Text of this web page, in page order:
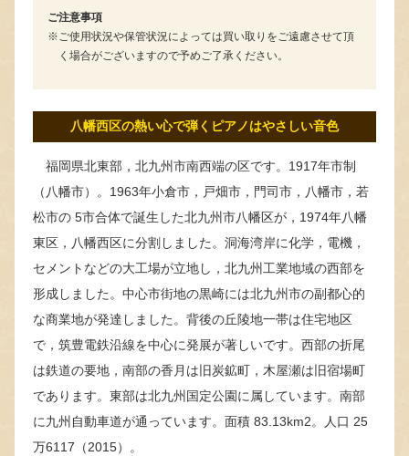
ご注意事項
ご使用状況や保管状況によっては買い取りをご遠慮させて頂
く場合がございますので予めご了承ください。
八幡西区の熱い心で弾くピアノはやさしい音色
福岡県北東部，北九州市南西端の区です。1917年市制
（八幡市）。1963年小倉市，戸畑市，門司市，八幡市，若
松市の 5市合体で誕生した北九州市八幡区が，1974年八幡
東区，八幡西区に分割しました。洞海湾岸に化学，電機，
セメントなどの大工場が立地し，北九州工業地域の西部を
形成しました。中心市街地の黒崎には北九州市の副都心的
な商業地が発達しました。背後の丘陵地一帯は住宅地区
で，筑豊電鉄沿線を中心に発展が著しいです。西部の折尾
は鉄道の要地，南部の香月は旧炭鉱町，木屋瀬は旧宿場町
であります。東部は北九州国定公園に属しています。南部
に九州自動車道が通っています。面積 83.13km2。人口 25
万6117（2015）。